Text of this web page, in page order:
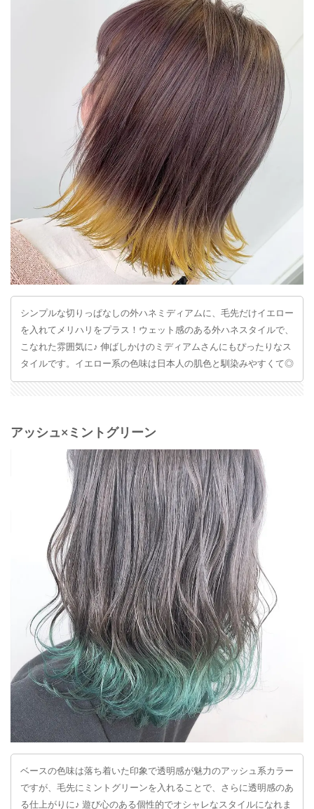
シンプルな切りっぱなしの外ハネミディアムに、毛先だけイエロー
を入れてメリハリをプラス！ウェット感のある外ハネスタイルで、
こなれた雰囲気に♪ 伸ばしかけのミディアムさんにもぴったりなス
タイルです。イエロー系の色味は日本人の肌色と馴染みやすくて◎
アッシュ×ミントグリーン
ベースの色味は落ち着いた印象で透明感が魅力のアッシュ系カラー
ですが、毛先にミントグリーンを入れることで、さらに透明感のあ
る仕上がりに♪ 遊び心のある個性的でオシャレなスタイルになれま